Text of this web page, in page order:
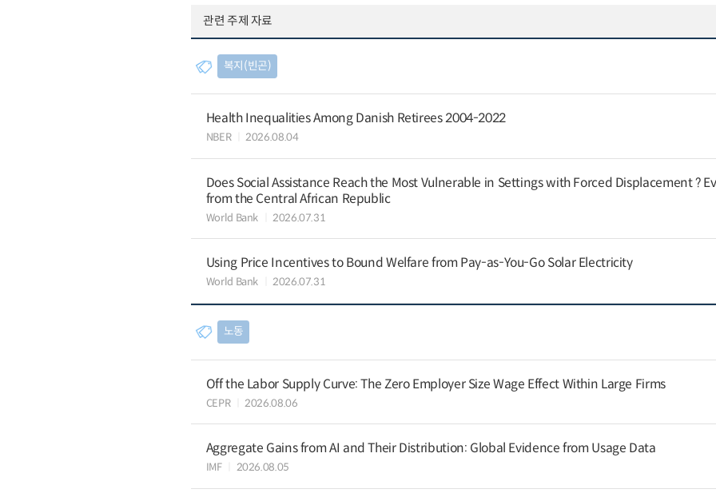
관련 주제 자료
복지(빈곤)
Health Inequalities Among Danish Retirees 2004-2022
NBER 2026.08.04
Does Social Assistance Reach the Most Vulnerable in Settings with Forced Displacement ?
from the Central African Republic
World Bank 2026.07.31
Using Price Incentives to Bound Welfare from Pay-as-You-Go Solar Electricity
World Bank 2026.07.31
노동
Off the Labor Supply Curve: The Zero Employer Size Wage Effect Within Large Firms
CEPR 2026.08.06
Aggregate Gains from AI and Their Distribution: Global Evidence from Usage Data
IMF 2026.08.05